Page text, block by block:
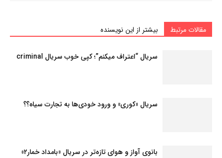
مقالات مرتبط بیشتر از این نویسنده
سریال “اعتراف میکنم”؛ کپی خوب سریال criminal
سریال «کوری» و ورود خودی‌ها به تجارت سیاه؟؟
بانوی آواز و هوای تازه‌تر در سریال «بامداد خمار۲»